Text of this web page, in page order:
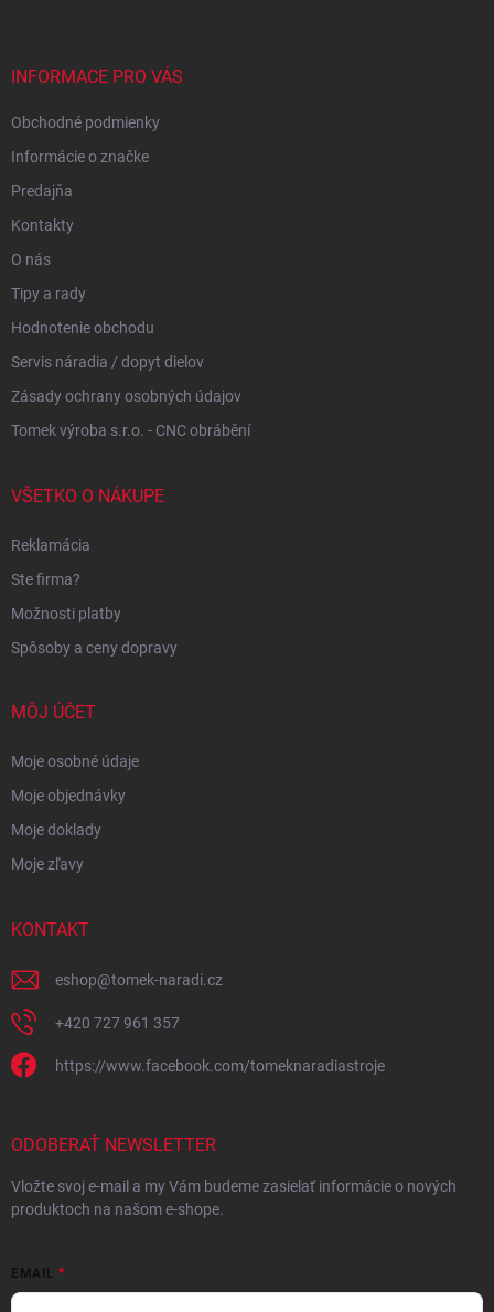
INFORMACE PRO VÁS
Obchodné podmienky
Informácie o značke
Predajňa
Kontakty
O nás
Tipy a rady
Hodnotenie obchodu
Servis náradia / dopyt dielov
Zásady ochrany osobných údajov
Tomek výroba s.r.o. - CNC obrábění
VŠETKO O NÁKUPE
Reklamácia
Ste firma?
Možnosti platby
Spôsoby a ceny dopravy
MÔJ ÚČET
Moje osobné údaje
Moje objednávky
Moje doklady
Moje zľavy
KONTAKT
eshop@tomek-naradi.cz
+420 727 961 357
https://www.facebook.com/tomeknaradiastroje
ODOBERAŤ NEWSLETTER
Vložte svoj e-mail a my Vám budeme zasielať informácie o nových
produktoch na našom e-shope.
EMAIL